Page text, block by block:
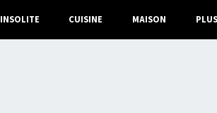
INSOLITE CUISINE MAISON PLUS